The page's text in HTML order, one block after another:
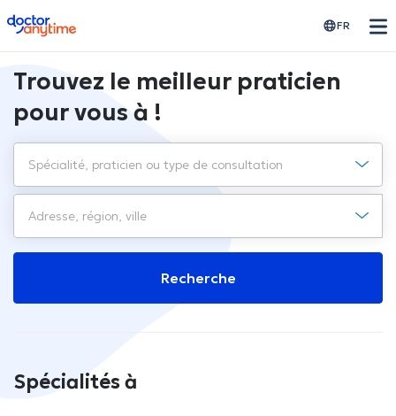
doctoranytime FR
Trouvez le meilleur praticien
pour vous à !
Recherche
Spécialités à